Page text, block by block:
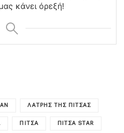
κάνει όρεξή!
ΛΆΤΡΗΣ ΤΗΣ ΠΊΤΣΑΣ
ΠΊΤΣΑ ΠΊΤΣΑ STAR